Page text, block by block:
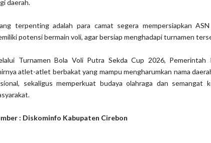
daerah.
terpenting adalah para camat segera mempersiapkan
potensi bermain voli, agar bersiap menghadapi turnamen
Turnamen Bola Voli Putra Sekda Cup 2026, Pemerintah
atlet-atlet berbakat yang mampu mengharumkan nama
sekaligus memperkuat budaya olahraga dan
: Diskominfo Kabupaten Cirebon